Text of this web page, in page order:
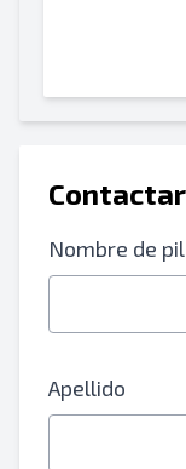
Nombre de
Apellido